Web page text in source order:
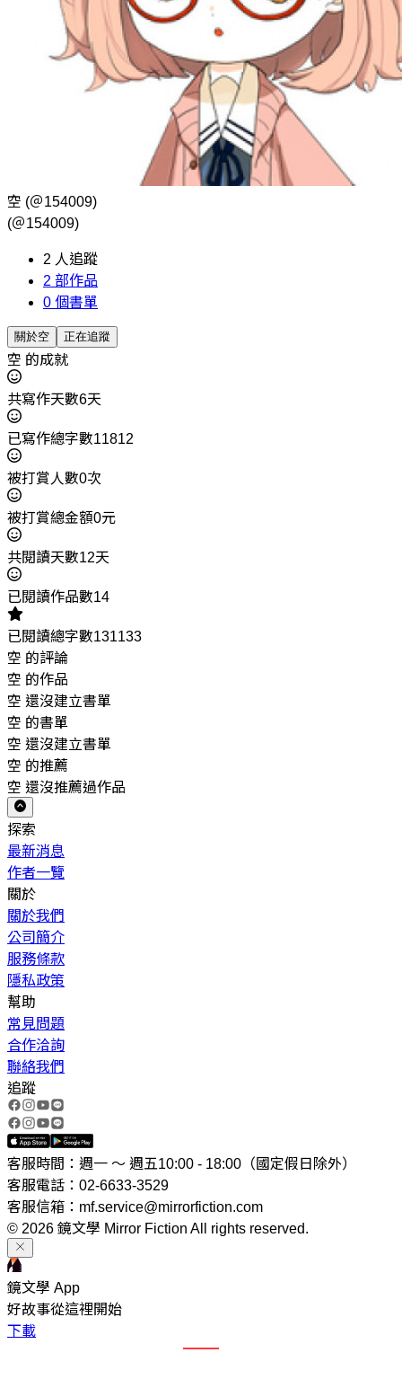
空 (＠154009)
(＠154009)
2 人追蹤
2 部作品
0 個書單
關於空 正在追蹤
空 的成就
共寫作天數6天
已寫作總字數11812
被打賞人數0次
被打賞總金額0元
共閱讀天數12天
已閱讀作品數14
已閱讀總字數131133
空 的評論
空 的作品
空 還沒建立書單
空 的書單
空 還沒建立書單
空 的推薦
空 還沒推薦過作品
探索
最新消息
作者一覽
關於
關於我們
公司簡介
服務條款
隱私政策
幫助
常見問題
合作洽詢
聯絡我們
追蹤
客服時間：週一 ～ 週五10:00 - 18:00（國定假日除外）
客服電話：02-6633-3529
客服信箱：mf.service@mirrorfiction.com
© 2026 鏡文學 Mirror Fiction All rights reserved.
鏡文學 App
好故事從這裡開始
下載